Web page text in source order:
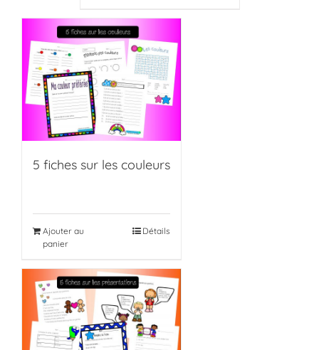
5 fiches sur les couleurs
Ajouter au
panier
Détails